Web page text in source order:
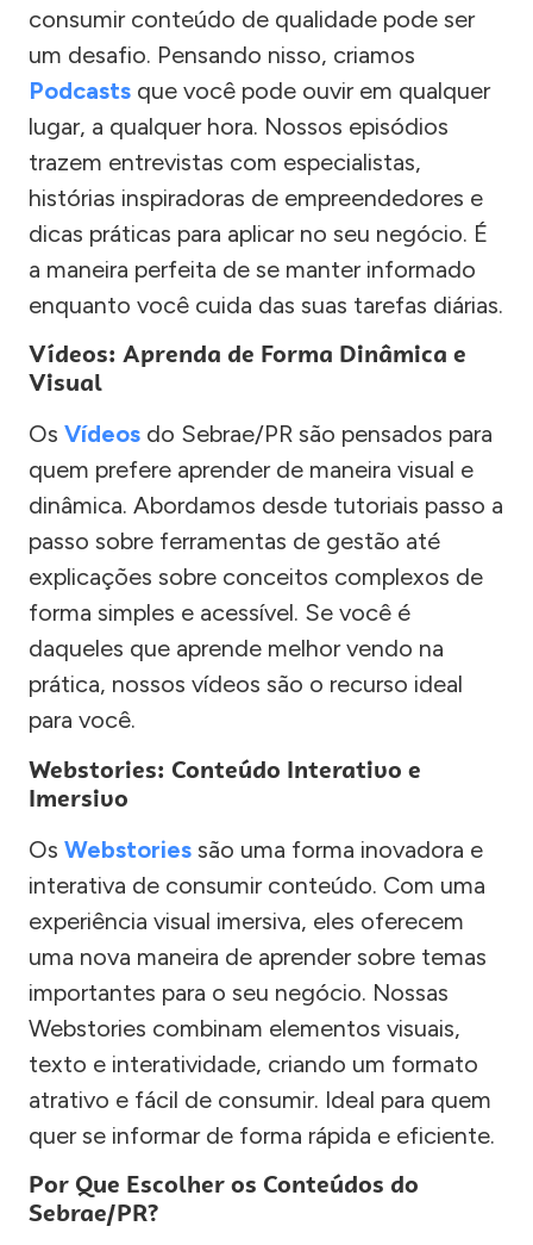
consumir conteúdo de qualidade pode ser
um desafio. Pensando nisso, criamos
Podcasts que você pode ouvir em qualquer
lugar, a qualquer hora. Nossos episódios
trazem entrevistas com especialistas,
histórias inspiradoras de empreendedores e
dicas práticas para aplicar no seu negócio. É
a maneira perfeita de se manter informado
enquanto você cuida das suas tarefas diárias.
Vídeos: Aprenda de Forma Dinâmica e
Visual
Os Vídeos do Sebrae/PR são pensados para
quem prefere aprender de maneira visual e
dinâmica. Abordamos desde tutoriais passo a
passo sobre ferramentas de gestão até
explicações sobre conceitos complexos de
forma simples e acessível. Se você é
daqueles que aprende melhor vendo na
prática, nossos vídeos são o recurso ideal
para você.
Webstories: Conteúdo Interativo e
Imersivo
Os Webstories são uma forma inovadora e
interativa de consumir conteúdo. Com uma
experiência visual imersiva, eles oferecem
uma nova maneira de aprender sobre temas
importantes para o seu negócio. Nossas
Webstories combinam elementos visuais,
texto e interatividade, criando um formato
atrativo e fácil de consumir. Ideal para quem
quer se informar de forma rápida e eficiente.
Por Que Escolher os Conteúdos do
Sebrae/PR?